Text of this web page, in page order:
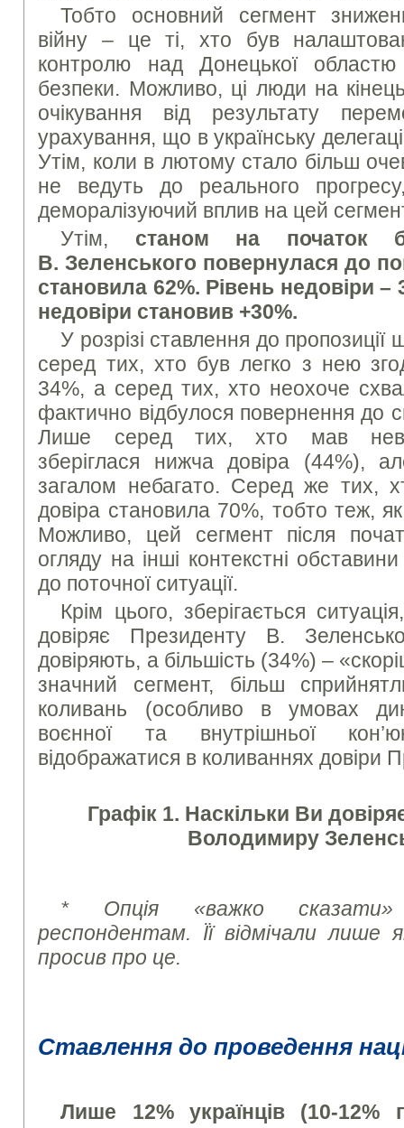
Тобто основний сегмент
війну – це ті, хто був
контролю над Донецької
безпеки. Можливо, ці люди на
очікування від результату
урахування, що в українську
Утім, коли в лютому стало більш
не ведуть до реального
деморалізуючий вплив на цей
Утім, станом на початок
В. Зеленського повернулася до
становила 62%. Рівень недовіри –
недовіри становив +30%.
У розрізі ставлення до пропозиції
серед тих, хто був легко з нею
34%, а серед тих, хто неохоче
фактично відбулося повернення до
Лише серед тих, хто мав
зберіглася нижча довіра (44%),
загалом небагато. Серед же тих,
довіра становила 70%, тобто теж, як
Можливо, цей сегмент після
огляду на інші контекстні
до поточної ситуації.
Крім цього, зберігається
довіряє Президенту В.
довіряють, а більшість (34%) –
значний сегмент, більш
коливань (особливо в умовах
воєнної та внутрішньої
відображатися в коливаннях довіри
Графік 1. Наскільки Ви
Володимиру
* Опція «важко сказати»
респондентам. Її відмічали
просив про це.
Ставлення до проведення
Лише 12% українців (10-12%